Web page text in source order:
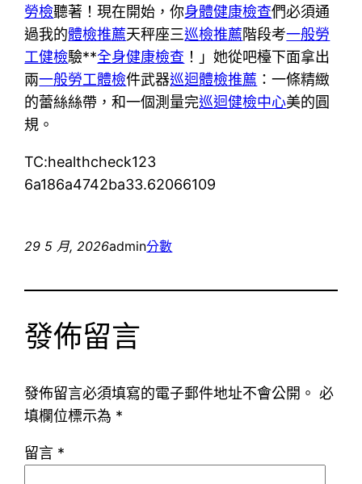
勞檢聽著！現在開始，你身體健康檢查們必須通
過我的體檢推薦天秤座三巡檢推薦階段考一般勞
工健檢驗**全身健康檢查 ！」她從吧檯下面拿出
兩一般勞工體檢件武器巡迴體檢推薦 ：一條精緻
的蕾絲絲帶，和一個測量完巡迴健檢中心美的圓
規。
TC:healthcheck123
6a186a4742ba33.62066109
29 5 月, 2026admin分數
發佈留言
發佈留言必須填寫的電子郵件地址不會公開。 必
填欄位標示為 *
留言 *